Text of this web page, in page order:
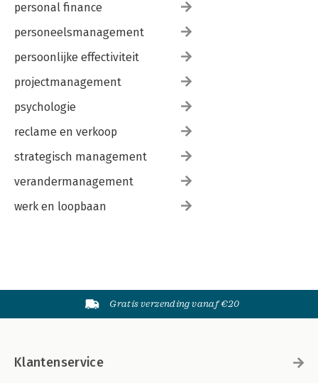
personal finance
personeelsmanagement
persoonlijke effectiviteit
projectmanagement
psychologie
reclame en verkoop
strategisch management
verandermanagement
werk en loopbaan
Gratis verzending vanaf €20
Klantenservice